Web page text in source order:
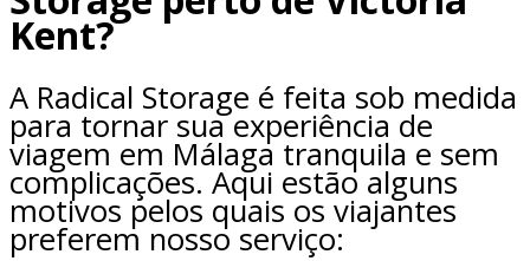
Kent?
A Radical Storage é feita sob medida
para tornar sua experiência de
viagem em Málaga tranquila e sem
complicações. Aqui estão alguns
motivos pelos quais os viajantes
preferem nosso serviço: